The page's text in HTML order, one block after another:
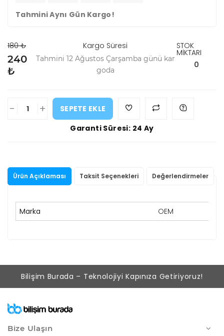
Tahmini Aynı Gün Kargo!
180 ₺
240
₺
Kargo Süresi
Tahmini 12 Ağustos Çarşamba günü kar
goda
STOK
MİKTARI
0
- +
SEPETE EKLE
Garanti Süresi: 24 Ay
Ürün Açıklaması Taksit Seçenekleri Değerlendirmeler
Marka OEM
Bilişim Burada – Teknolojiyi Kapınıza Getiriyoruz!
Bize Ulaşın